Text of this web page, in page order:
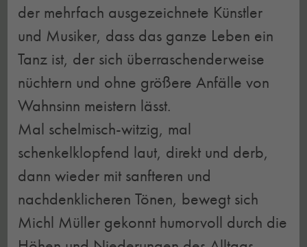
der mehrfach ausgezeichnete Künstler
und Musiker, dass das ganze Leben ein
Tanz ist, der sich überraschenderweise
nüchtern und ohne größere Anfälle von
Wahnsinn meistern lässt.
Mal schelmisch-witzig, mal
schenkelklopfend laut, direkt und derb,
dann wieder mit sanfteren und
nachdenklicheren Tönen, bewegt sich
Michl Müller gekonnt humorvoll durch die